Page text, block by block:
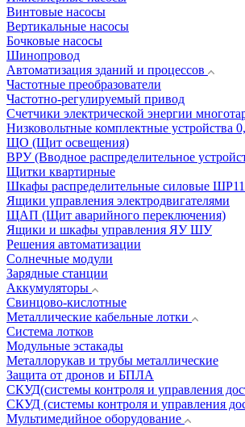
Винтовые насосы
Вертикальные насосы
Бочковые насосы
Шинопровод
Автоматизация зданий и процессов
Частотные преобразователи
Частотно-регулируемый привод
Счетчики электрической энергии
Низковольтные комплектные устройства
ЩО (Щит освещения)
ВРУ (Вводное распределительное
Щитки квартирные
Шкафы распределительные силовые
Ящики управления электродвигателями
ЩАП (Щит аварийного переключения)
Ящики и шкафы управления ЯУ ШУ
Решения автоматизации
Солнечные модули
Зарядные станции
Аккумуляторы
Свинцово-кислотные
Металлические кабельные лотки
Система лотков
Модульные эстакады
Металлорукав и трубы металлические
Защита от дронов и БПЛА
СКУД(системы контроля и управления
СКУД (системы контроля и управления
Мультимедийное оборудование